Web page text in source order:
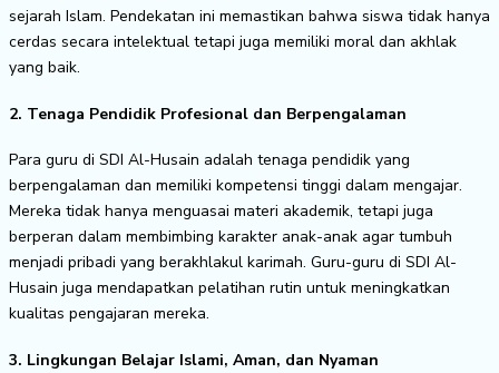
sejarah Islam. Pendekatan ini memastikan bahwa siswa tidak hanya
cerdas secara intelektual tetapi juga memiliki moral dan akhlak
yang baik.
2. Tenaga Pendidik Profesional dan Berpengalaman
Para guru di SDI Al-Husain adalah tenaga pendidik yang
berpengalaman dan memiliki kompetensi tinggi dalam mengajar.
Mereka tidak hanya menguasai materi akademik, tetapi juga
berperan dalam membimbing karakter anak-anak agar tumbuh
menjadi pribadi yang berakhlakul karimah. Guru-guru di SDI Al-
Husain juga mendapatkan pelatihan rutin untuk meningkatkan
kualitas pengajaran mereka.
3. Lingkungan Belajar Islami, Aman, dan Nyaman